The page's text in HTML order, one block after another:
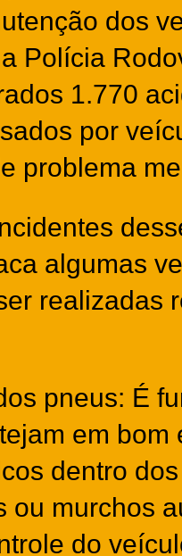
dos
Polícia
1.770
por
problema
algumas
realizadas
pneus: É
em bom
dentro
ou murchos
do